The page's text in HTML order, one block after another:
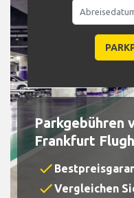
Parkgebühren
Frankfurt
check
checkVergleichen